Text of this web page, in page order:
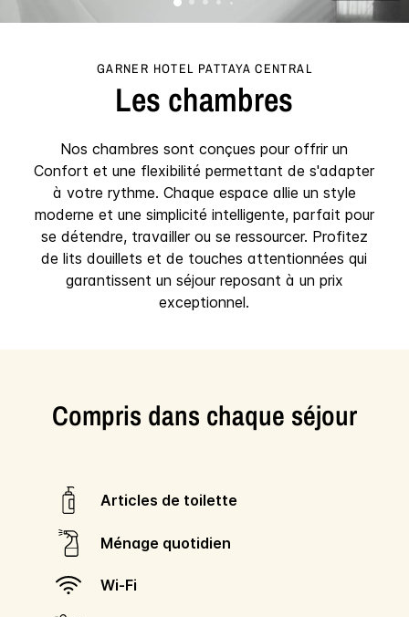
GARNER HOTEL PATTAYA CENTRAL
Les chambres
Nos chambres sont conçues pour offrir un
Confort et une flexibilité permettant de s'adapter
à votre rythme. Chaque espace allie un style
moderne et une simplicité intelligente, parfait pour
se détendre, travailler ou se ressourcer. Profitez
de lits douillets et de touches attentionnées qui
garantissent un séjour reposant à un prix
exceptionnel.
Compris dans chaque séjour
Articles de toilette
Ménage quotidien
Wi-Fi